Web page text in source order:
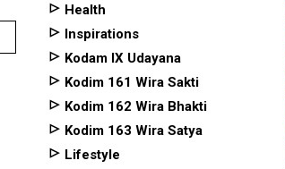
Health
Inspirations
Kodam IX Udayana
Kodim 161 Wira Sakti
Kodim 162 Wira Bhakti
Kodim 163 Wira Satya
Lifestyle